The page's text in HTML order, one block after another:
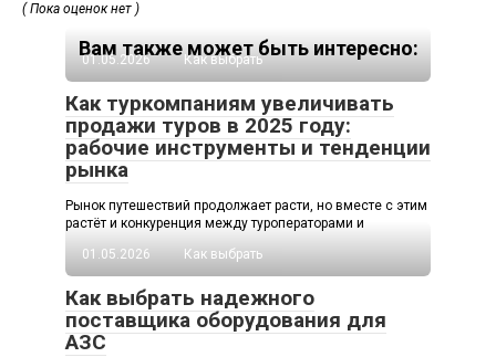
( Пока оценок нет )
Вам также может быть интересно:
01.05.2026 Как выбрать
Как туркомпаниям увеличивать
продажи туров в 2025 году:
рабочие инструменты и тенденции
рынка
Рынок путешествий продолжает расти, но вместе с этим
растёт и конкуренция между туроператорами и
01.05.2026
Как выбрать
Как выбрать надежного
поставщика оборудования для
АЗС